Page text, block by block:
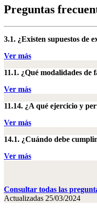
Preguntas
3.1. ¿Existen supuestos de
Ver más
11.1. ¿Qué modalidades de
Ver más
11.14. ¿A qué ejercicio y
Ver más
14.1. ¿Cuándo debe
Ver más
Consultar todas las
Actualizadas 25/03/2024